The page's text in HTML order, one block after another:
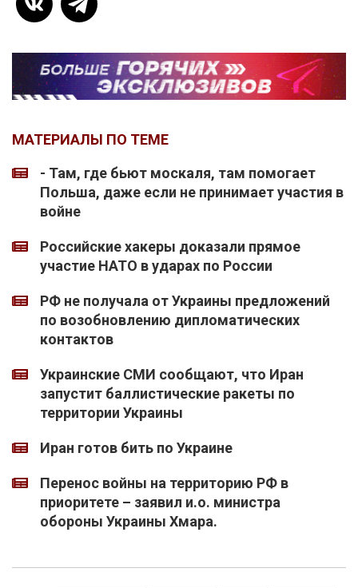
МАТЕРИАЛЫ ПО ТЕМЕ
- Там, где бьют москаля, там помогает
Польша, даже если не принимает участия в
войне
Российские хакеры доказали прямое
участие НАТО в ударах по России
РФ не получала от Украины предложений
по возобновлению дипломатических
контактов
Украинские СМИ сообщают, что Иран
запустит баллистические ракеты по
территории Украины
Иран готов бить по Украине
Перенос войны на территорию РФ в
приоритете – заявил и.о. министра
обороны Украины Хмара.